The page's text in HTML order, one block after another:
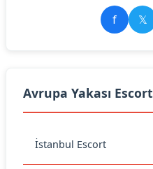
f 𝕏
Avrupa Yakası Escort
İstanbul Escort